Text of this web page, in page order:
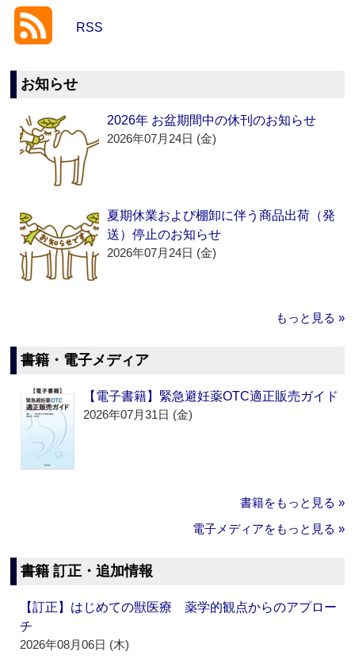
RSS
お知らせ
2026年 お盆期間中の休刊のお知らせ
2026年07月24日 (金)
夏期休業および棚卸に伴う商品出荷（発
送）停止のお知らせ
2026年07月24日 (金)
もっと見る »
書籍・電子メディア
【電子書籍】緊急避妊薬OTC適正販売ガイド
2026年07月31日 (金)
書籍をもっと見る »
電子メディアをもっと見る »
書籍 訂正・追加情報
【訂正】はじめての獣医療 薬学的観点からのアプロー
チ
2026年08月06日 (木)